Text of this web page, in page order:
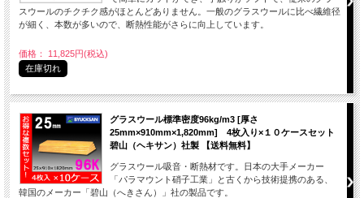
スウールのチクチク感がほとんどありません。一般のグラスウールに比べ繊維径
が細く、本数が多いので、断熱性能がさらに向上しています。
価格： 11,825円(税込)
在庫切れ
グラスウール標準密度96kg/m3 [厚さ
25mm×910mm×1,820mm] 4枚入り×１０ケースセット
碧山（ヘキサン）社製 【送料無料】
グラスウール吸音・断熱材です。日本の大手メーカー
「パラマウント硝子工業」と古くから技術提携のある、
韓国のメーカー「碧山（へきさん）」社の製品です。